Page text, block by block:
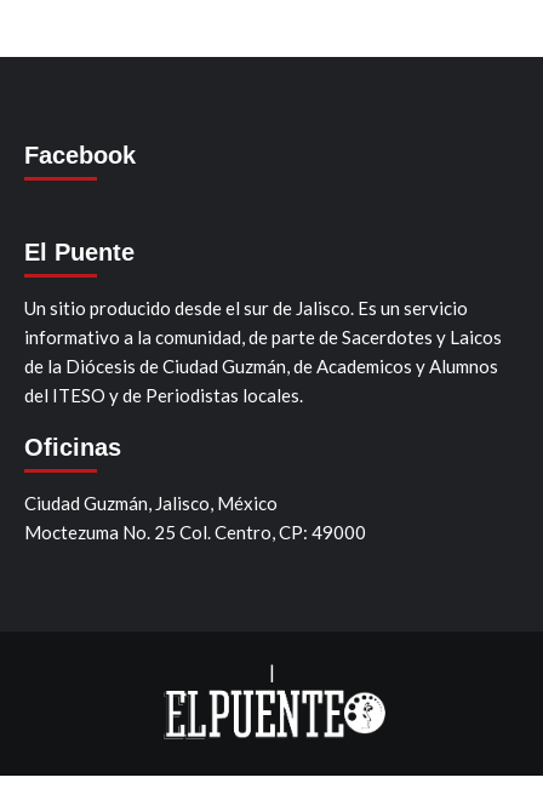
Facebook
El Puente
Un sitio producido desde el sur de Jalisco. Es un servicio
informativo a la comunidad, de parte de Sacerdotes y Laicos
de la Diócesis de Ciudad Guzmán, de Academicos y Alumnos
del ITESO y de Periodistas locales.
Oficinas
Ciudad Guzmán, Jalisco, México
Moctezuma No. 25 Col. Centro, CP: 49000
|